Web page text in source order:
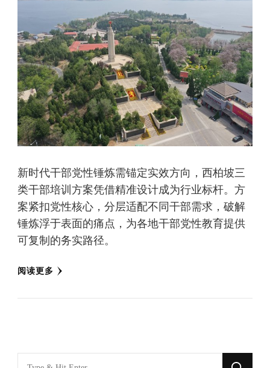
新时代干部党性锤炼需锚定实效方向，西柏坡三
类干部培训方案凭借精准设计成为行业标杆。方
案紧扣党性核心，分层适配不同干部需求，破解
锤炼浮于表面的痛点，为各地干部党性教育提供
可复制的务实路径。
阅读更多
找